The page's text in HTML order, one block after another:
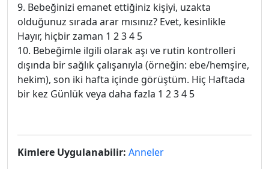
9. Bebeğinizi emanet ettiğiniz kişiyi, uzakta
olduğunuz sırada arar mısınız? Evet, kesinlikle
Hayır, hiçbir zaman 1 2 3 4 5
10. Bebeğimle ilgili olarak aşı ve rutin kontrolleri
dışında bir sağlık çalışanıyla (örneğin: ebe/hemşire,
hekim), son iki hafta içinde görüştüm. Hiç Haftada
bir kez Günlük veya daha fazla 1 2 3 4 5
Kimlere Uygulanabilir: Anneler